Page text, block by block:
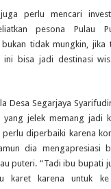
perlu mencari
pesona Pulau
bukan tidak mungkin, jika
ini bisa jadi destinasi
Desa Segarjaya
yang jelek memang jadi
perlu diperbaiki karena
dia mengapresiasi
puteri. “Tadi ibu bupati
karet karena untuk